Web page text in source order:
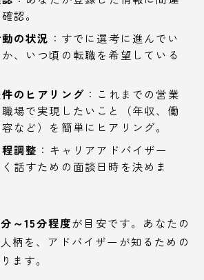
認。
の状況 ：すでに選考に進んでい
、いつ頃の転職を希望している
のヒアリング ：これまでの営業
場で実現したいこと（年収、働
など）を簡単にヒアリング。
調整 ：キャリアアドバイザー
話すための面談日時を決めま
～15分程度が目安です。あなたの
柄を、アドバイザーが知るための
ます。